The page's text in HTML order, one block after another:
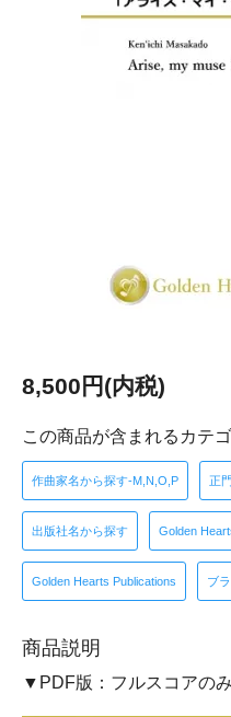
8,500円(内税)
この商品が含まれるカテ
作曲家名から探す-M,N,O,P 正
出版社名から探す Golden
Golden Hearts Publications ブ
商品説明
▼PDF版：フルスコアの